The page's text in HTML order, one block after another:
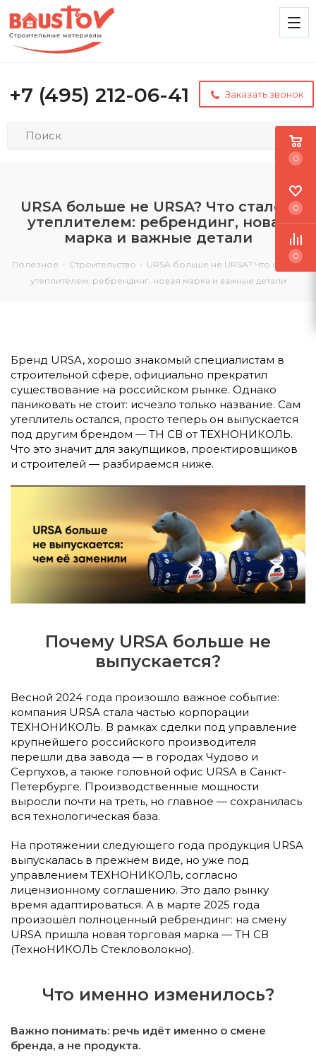
+7 (495) 212-06-41 Заказать звонок
URSA больше не URSA? Что стало с
утеплителем: ребрендинг, новая
марка и важные детали
Полезное - Строительство - URSA больше не URSA? Что стало с
утеплителем: ребрендинг, новая марка и важные детали
Бренд URSA, хорошо знакомый специалистам в
строительной сфере, официально прекратил
существование на российском рынке. Однако
паниковать не стоит: исчезло только название. Сам
утеплитель остался, просто теперь он выпускается
под другим брендом — ТН СВ от ТЕХНОНИКОЛЬ.
Что это значит для закупщиков, проектировщиков
и строителей — разбираемся ниже.
Почему URSA больше не
выпускается?
Весной 2024 года произошло важное событие:
компания URSA стала частью корпорации
ТЕХНОНИКОЛЬ. В рамках сделки под управление
крупнейшего российского производителя
перешли два завода — в городах Чудово и
Серпухов, а также головной офис URSA в Санкт-
Петербурге. Производственные мощности
выросли почти на треть, но главное — сохранилась
вся технологическая база.
На протяжении следующего года продукция URSA
выпускалась в прежнем виде, но уже под
управлением ТЕХНОНИКОЛЬ, согласно
лицензионному соглашению. Это дало рынку
время адаптироваться. А в марте 2025 года
произошёл полноценный ребрендинг: на смену
URSA пришла новая торговая марка — ТН СВ
(ТехноНИКОЛЬ Стекловолокно).
Что именно изменилось?
Важно понимать: речь идёт именно о смене
бренда, а не продукта.
0
0
0